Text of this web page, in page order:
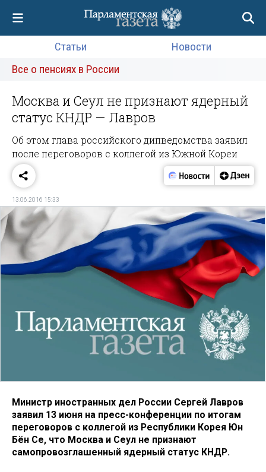
Статьи
Новости
Все о пенсиях в России
Москва и Сеул не признают ядерный
статус КНДР — Лавров
Об этом глава российского дипведомства заявил
после переговоров с коллегой из Южной Кореи
13.06.2016 15:33
Министр иностранных дел России Сергей Лавров
заявил 13 июня на пресс-конференции по итогам
переговоров с коллегой из Республики Корея Юн
Бён Се, что Москва и Сеул не признают
самопровозглашенный ядерный статус КНДР.